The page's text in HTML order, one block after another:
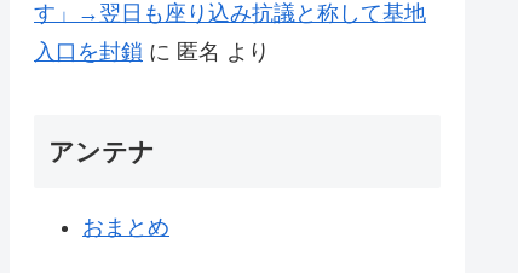
す」→翌日も座り込み抗議と称して基地
入口を封鎖 に 匿名 より
アンテナ
おまとめ